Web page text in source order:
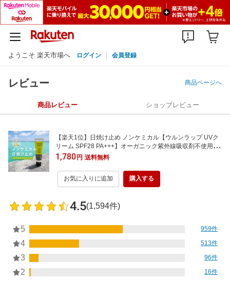
ようこそ 楽天市場へ ログイン 会員登録
レビュー 商品ページへ
商品レビュー ショップレビュー
【楽天1位】日焼け止め ノンケミカル【ウルンラップ UVク
リーム SPF28 PA+++】オーガニック紫外線吸収剤不使用 酸
化亜鉛不使用 UV 紫外線 顔 からだ 全身 敏感肌 低刺激 白く
ならない 化粧下地 子供 おすすめ メンズ 人気
1,780円 送料無料
お気に入りに追加 購入する
4.5(1,594件)
5 959件
4 513件
3 96件
2 16件